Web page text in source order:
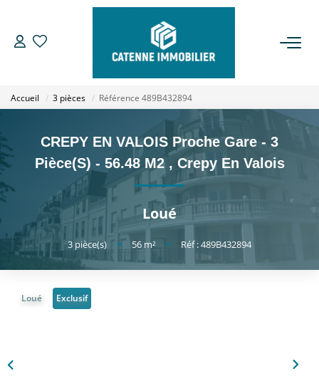
LOUER
ESTIMER
GESTION
NOTRE AGENCE
Accueil 3 pièces Référence 489B432894
CREPY EN VALOIS Proche Gare - 3
Pièce(s) - 56.48 M2 , Crepy En Valois
Loué
3 pièce(s) • 56 m² • Réf : 489B432894
Loué Exclusif